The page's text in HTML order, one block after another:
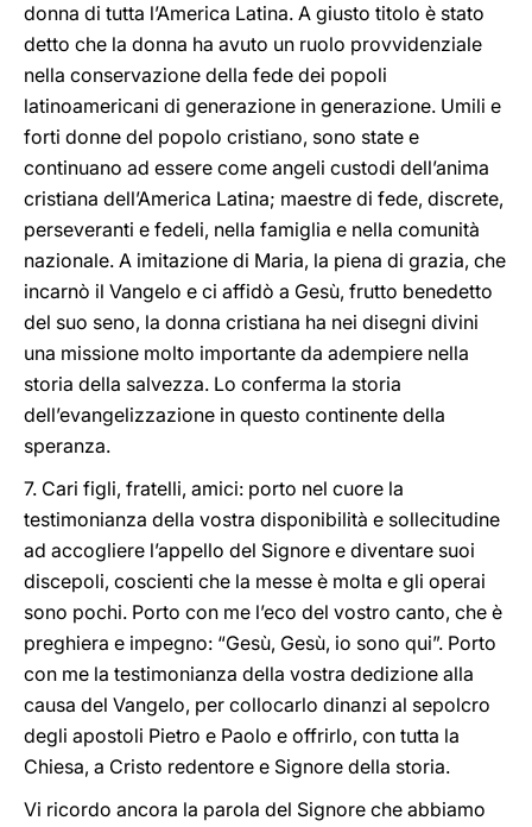
donna di tutta l’America Latina. A giusto titolo è stato
detto che la donna ha avuto un ruolo provvidenziale
nella conservazione della fede dei popoli
latinoamericani di generazione in generazione. Umili e
forti donne del popolo cristiano, sono state e
continuano ad essere come angeli custodi dell’anima
cristiana dell’America Latina; maestre di fede, discrete,
perseveranti e fedeli, nella famiglia e nella comunità
nazionale. A imitazione di Maria, la piena di grazia, che
incarnò il Vangelo e ci affidò a Gesù, frutto benedetto
del suo seno, la donna cristiana ha nei disegni divini
una missione molto importante da adempiere nella
storia della salvezza. Lo conferma la storia
dell’evangelizzazione in questo continente della
speranza.
7. Cari figli, fratelli, amici: porto nel cuore la
testimonianza della vostra disponibilità e sollecitudine
ad accogliere l’appello del Signore e diventare suoi
discepoli, coscienti che la messe è molta e gli operai
sono pochi. Porto con me l’eco del vostro canto, che è
preghiera e impegno: “Gesù, Gesù, io sono qui”. Porto
con me la testimonianza della vostra dedizione alla
causa del Vangelo, per collocarlo dinanzi al sepolcro
degli apostoli Pietro e Paolo e offrirlo, con tutta la
Chiesa, a Cristo redentore e Signore della storia.
Vi ricordo ancora la parola del Signore che abbiamo